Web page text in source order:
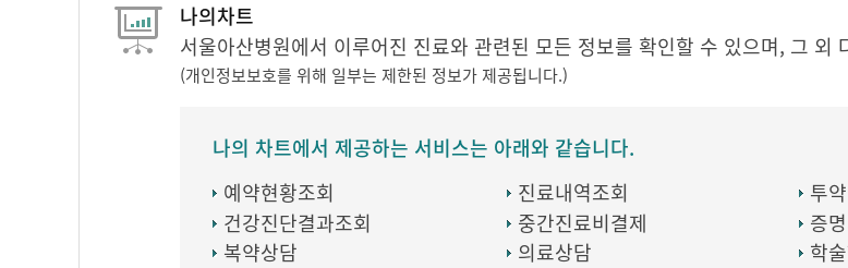
나의차트
서울아산병원에서 이루어진 진료와 관련된 모든 정보를 확인할 수 있으며, 그 외
(개인정보보호를 위해 일부는 제한된 정보가 제공됩니다.)
나의 차트에서 제공하는 서비스는 아래와 같습니다.
예약현황조회
건강진단결과조회
복약상담
진료내역조회
중간진료비결제
의료상담
투
증
학